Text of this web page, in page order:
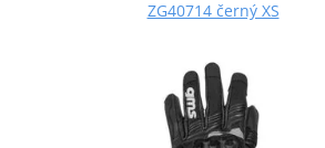
ZG40714 černý XS